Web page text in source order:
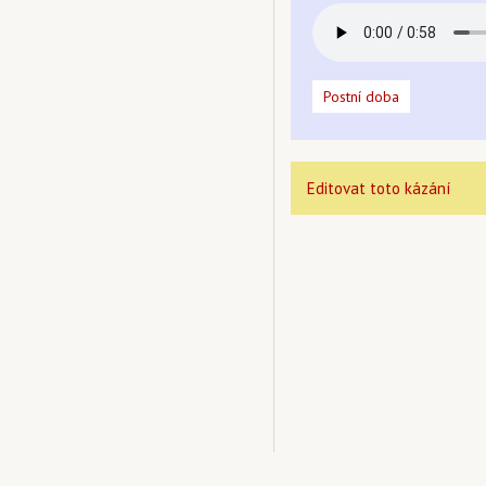
Postní doba
Editovat toto kázání